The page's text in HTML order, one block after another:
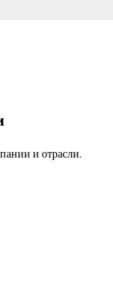
и отрасли.